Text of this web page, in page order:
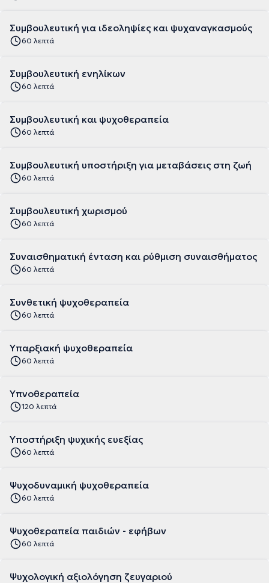
Συμβουλευτική για ιδεοληψίες και ψυχαναγκασμούς
60 λεπτά
Συμβουλευτική ενηλίκων
60 λεπτά
Συμβουλευτική και ψυχοθεραπεία
60 λεπτά
Συμβουλευτική υποστήριξη για μεταβάσεις στη ζωή
60 λεπτά
Συμβουλευτική χωρισμού
60 λεπτά
Συναισθηματική ένταση και ρύθμιση συναισθήματος
60 λεπτά
Συνθετική ψυχοθεραπεία
60 λεπτά
Υπαρξιακή ψυχοθεραπεία
60 λεπτά
Υπνοθεραπεία
120 λεπτά
Υποστήριξη ψυχικής ευεξίας
60 λεπτά
Ψυχοδυναμική ψυχοθεραπεία
60 λεπτά
Ψυχοθεραπεία παιδιών - εφήβων
60 λεπτά
Ψυχολογική αξιολόγηση ζευγαριού